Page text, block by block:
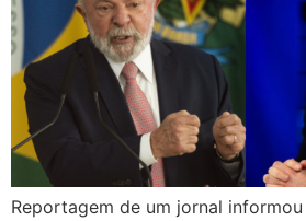
Reportagem de um jornal